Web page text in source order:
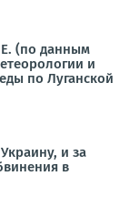
(по данным
и
по Луганской
и за
в